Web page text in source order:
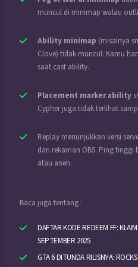
muncul di minimap walau
Ability minimap (misalnya
Clove) tidak muncul. Kamu
saat cast ability.
Placement marker ability
Cypher juga tidak terlihat
Replay menunjukkan versi
dari rekaman OBS. Ping tinggi
atau aneh.
Baca juga tentang :
DAFTAR KODE REDEEM FF:
SEPTEMBER 2025
GTA 6 DITUNDA RILISNYA: